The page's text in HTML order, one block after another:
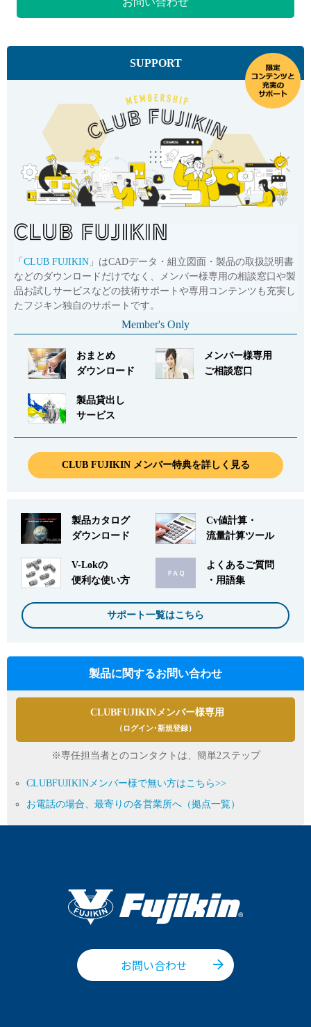
SUPPORT
「 CLUB FUJIKIN 」はCADデータ・組立図面・製品の取扱説明書
などのダウンロードだけでなく、メンバー様専用の相談窓口や製
品お試しサービスなどの技術サポートや専用コンテンツも充実し
たフジキン独自のサポートです。
Member's Only
おまとめ
ダウンロード
メンバー様専用
ご相談窓口
製品貸出し
サービス
CLUB FUJIKIN メンバー特典を詳しく見る
製品カタログ
ダウンロード
Cv値計算・
流量計算ツール
V-Lokの
便利な使い方
よくあるご質問
・用語集
サポート一覧はこちら
製品に関するお問い合わせ
CLUBFUJIKINメンバー様専用
（ログイン･新規登録）
※専任担当者とのコンタクトは、簡単2ステップ
CLUBFUJIKINメンバー様で無い方はこちら>>
お電話の場合、最寄りの各営業所へ（拠点一覧）
お問い合わせ